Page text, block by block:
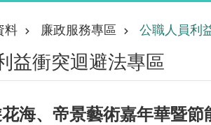
料 廉政服務專區 公職人員利
益衝突迴避法專區
海、帝景藝術嘉年華暨節